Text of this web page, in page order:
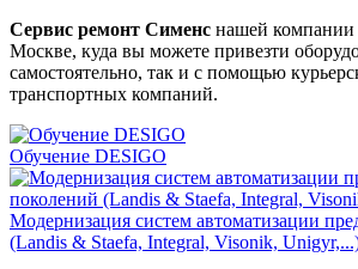
Сервис ремонт Сименс нашей компании
Москве, куда вы можете привезти
самостоятельно, так и с помощью
транспортных компаний.
Обучение DESIGO
Модернизация систем автоматизации
(Landis & Staefa, Integral, Visonik,